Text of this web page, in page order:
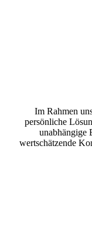
Im Rahmen
persönliche
unabhängige
wertschätzende